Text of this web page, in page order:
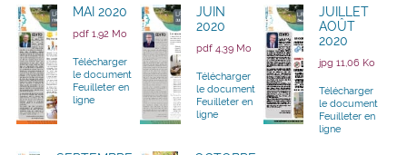
MAI 2020
pdf 1,92 Mo
Télécharger
le document
Feuilleter en
ligne
JUIN
2020
pdf 4,39 Mo
Télécharger
le document
Feuilleter en
ligne
JUILLET
AOÛT
2020
jpg 11,06 Ko
Télécharger
le document
Feuilleter en
ligne